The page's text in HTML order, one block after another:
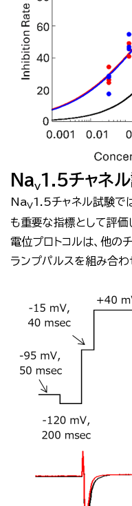
NaV1.5チャネ
NaV1.5チャネル試験では
も重要な指標として評価
電位プロトコルは、他の
ランプパルスを組み合わ